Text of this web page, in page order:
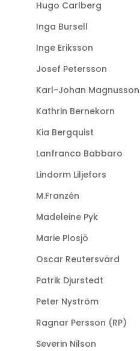
Hugo Carlberg
Inga Bursell
Inge Eriksson
Josef Petersson
Karl-Johan Magnusson
Kathrin Bernekorn
Kia Bergquist
Lanfranco Babbaro
Lindorm Liljefors
M.Franzén
Madeleine Pyk
Marie Plosjö
Oscar Reutersvärd
Patrik Djurstedt
Peter Nyström
Ragnar Persson (RP)
Severin Nilson